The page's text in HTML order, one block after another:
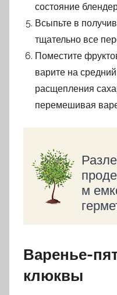
состояние
Всыпьте в
тщательно все
Поместите
варите на
расщепления
перемешивая
м
Варенье-
клюквы